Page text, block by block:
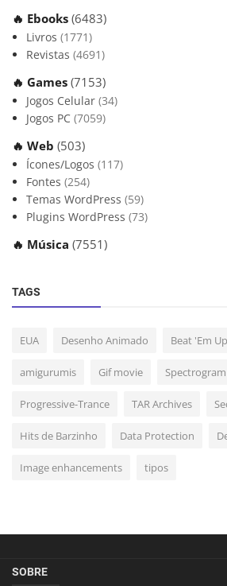
🔥 Ebooks (6483)
Livros (1771)
Revistas (4691)
🔥 Games (7153)
Jogos Celular (34)
Jogos PC (7059)
🔥 Web (503)
Ícones/Logos (117)
Fontes (254)
Temas WordPress (59)
Plugins WordPress (73)
🔥 Música (7551)
TAGS
EUA Desenho Animado Beat 'Em Up
amigurumis Gif movie Spectrogram
Progressive-Trance TAR Archives
Hits de Barzinho Data Protection
Image enhancements tipos
SOBRE